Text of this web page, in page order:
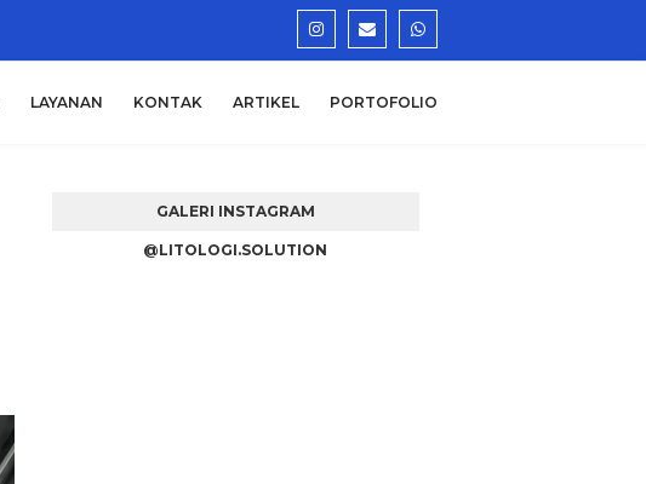
LAYANAN KONTAK ARTIKEL PORTOFOLIO
GALERI INSTAGRAM
@LITOLOGI.SOLUTION